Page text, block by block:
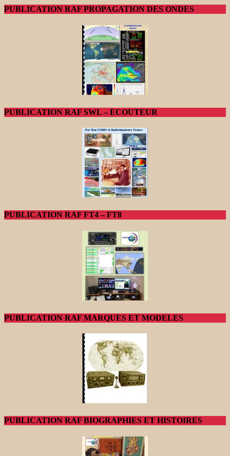
PUBLICATION RAF PROPAGATION DES ONDES
PUBLICATION RAF SWL – ECOUTEUR
PUBLICATION RAF FT4 – FT8
PUBLICATION RAF MARQUES ET MODELES
PUBLICATION RAF BIOGRAPHIES ET HISTOIRES